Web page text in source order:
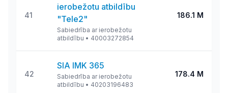
41
ierobežotu atbildību
"Tele2"
Sabiedrība ar ierobežotu
atbildību • 40003272854
186.1 M
42
SIA IMK 365
Sabiedrība ar ierobežotu
atbildību • 40203196483
178.4 M